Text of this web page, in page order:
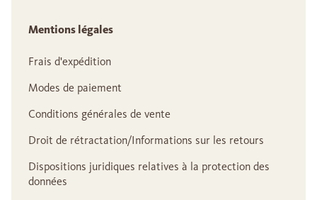
Mentions légales
Frais d'expédition
Modes de paiement
Conditions générales de vente
Droit de rétractation/Informations sur les retours
Dispositions juridiques relatives à la protection des
données